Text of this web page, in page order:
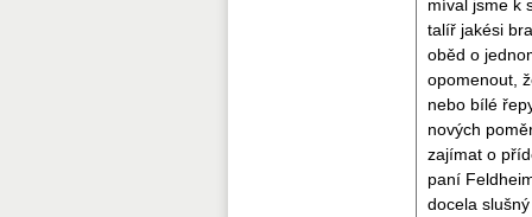
míval jsme k
talíř jakési
oběd o
opomenout,
nebo bílé
nových
zajímat o
paní
docela